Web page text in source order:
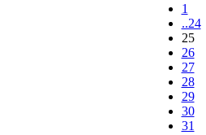
1
..24
25
26
27
28
29
30
31